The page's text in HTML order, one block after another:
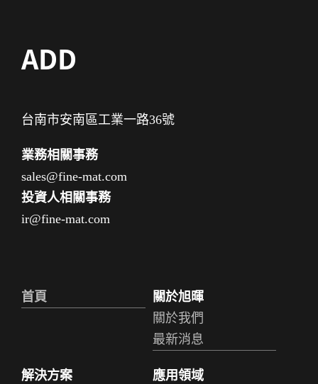
ADD
台南市安南區工業一路36號
業務相關事務
sales@fine-mat.com
投資人相關事務
ir@fine-mat.com
首頁
關於旭暉
關於我們
最新消息
解決方案
應用領域